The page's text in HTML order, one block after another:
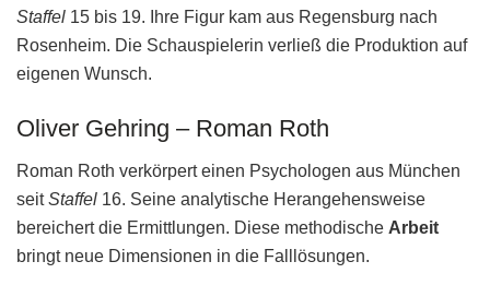
Staffel 15 bis 19. Ihre Figur kam aus Regensburg nach
Rosenheim. Die Schauspielerin verließ die Produktion auf
eigenen Wunsch.
Oliver Gehring – Roman Roth
Roman Roth verkörpert einen Psychologen aus München
seitStaffel 16. Seine analytische Herangehensweise
bereichert die Ermittlungen. Diese methodische Arbeit
bringt neue Dimensionen in die Falllösungen.